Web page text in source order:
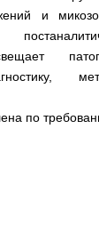
и
и
и
по